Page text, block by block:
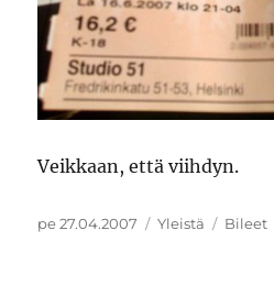
Veikkaan, että viihdyn.
Julkaistu
pe 27.04.2007 Kategoriat
Yleistä Bileet